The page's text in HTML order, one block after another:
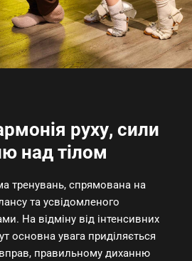
руху, сили
над тілом
тренувань, спрямована на
та усвідомленого
На відміну від інтенсивних
основна увага приділяється
правильному диханню